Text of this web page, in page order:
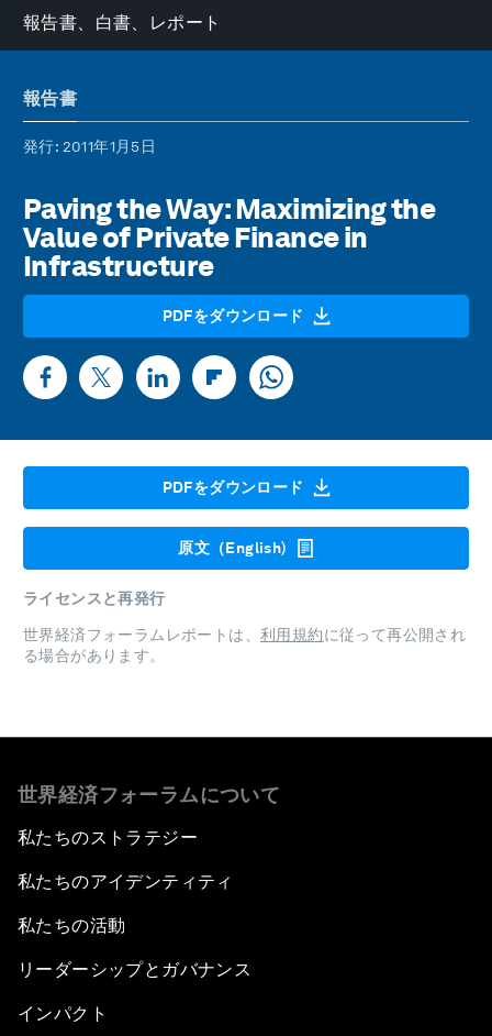
報告書、白書、レポート
報告書
発行: 2011年1月5日
Paving the Way: Maximizing the
Value of Private Finance in
Infrastructure
PDFをダウンロード
PDFをダウンロード
原文（English)
ライセンスと再発行
世界経済フォーラムレポートは、 利用規約に従って再公開され
る場合があります。
世界経済フォーラムについて
私たちのストラテジー
私たちのアイデンティティ
私たちの活動
リーダーシップとガバナンス
インパクト